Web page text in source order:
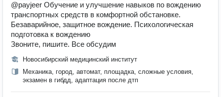
@payjeer Обучение и улучшение навыков по вождению
транспортных средств в комфортной обстановке.
Безаварийное, защитное вождение. Психологическая
подготовка к вождению
Звоните, пишите. Все обсудим
Новосибирский медицинский институт
Механика, город, автомат, площадка, сложные условия,
экзамен в гибдд, адаптация после дтп